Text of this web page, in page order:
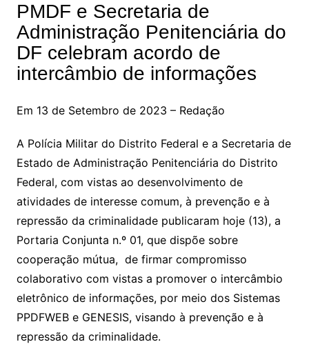
PMDF e Secretaria de
Administração Penitenciária do
DF celebram acordo de
intercâmbio de informações
Em 13 de Setembro de 2023 – Redação
A Polícia Militar do Distrito Federal e a Secretaria de
Estado de Administração Penitenciária do Distrito
Federal, com vistas ao desenvolvimento de
atividades de interesse comum, à prevenção e à
repressão da criminalidade publicaram hoje (13), a
Portaria Conjunta n.º 01, que dispõe sobre
cooperação mútua, de firmar compromisso
colaborativo com vistas a promover o intercâmbio
eletrônico de informações, por meio dos Sistemas
PPDFWEB e GENESIS, visando à prevenção e à
repressão da criminalidade.